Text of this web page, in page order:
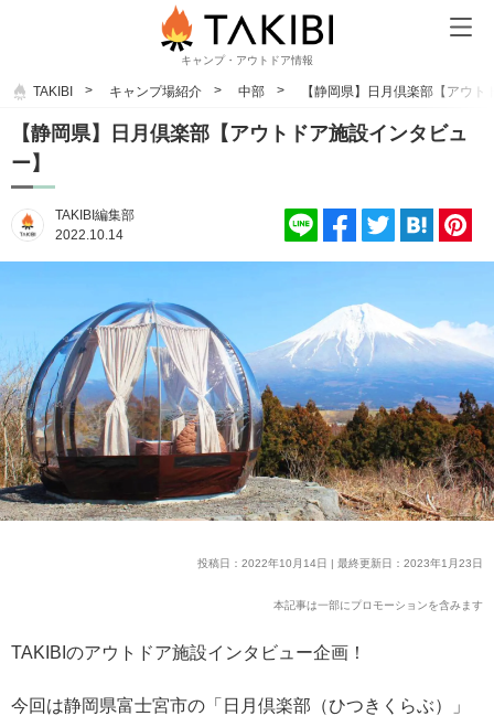
キャンプ・アウトドア情報
TAKIBI キャンプ場紹介 中部 【静岡県】日月倶楽部【アウ
【静岡県】日月倶楽部【アウトドア施設インタビュ
ー】
TAKIBI編集部
2022.10.14
投稿日：2022年10月14日 | 最終更新日：2023年1月23日
本記事は一部にプロモーションを含みます
TAKIBIのアウトドア施設インタビュー企画！
今回は静岡県富士宮市の「日月倶楽部（ひつきくらぶ）」